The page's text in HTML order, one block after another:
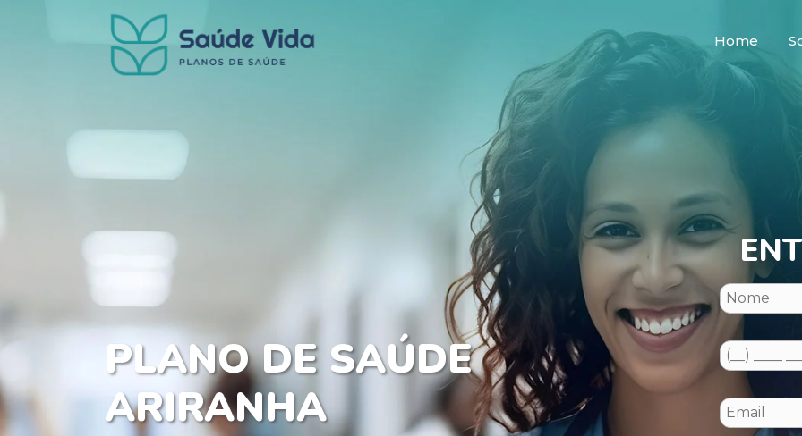
Home
PLANO DE SAÚDE
ARIRANHA